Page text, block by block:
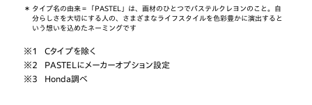
＊ タイプ名の由来＝「PASTEL」は、画材のひとつでパステルクレヨンのこと。自
分らしさを大切にする人の、さまざまなライフスタイルを色彩豊かに演出すると
いう想いを込めたネーミングです
※1
Cタイプを除く
※2
PASTELにメーカーオプション設定
※3
Honda調べ